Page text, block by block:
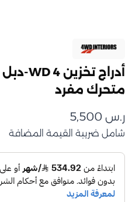
متحرك مفرد
ر.س
شامل ضريبة القيمة المضافة